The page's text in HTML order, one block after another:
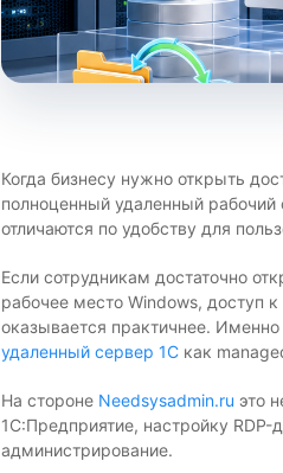
Когда бизнесу нужно открыть
полноценный удаленный
отличаются по удобству для
Если сотрудникам достаточно
рабочее место Windows, доступ
оказывается практичнее.
удаленный сервер 1С как
На стороне Needsysadmin.ru это
1С:Предприятие, настройку
администрирование.